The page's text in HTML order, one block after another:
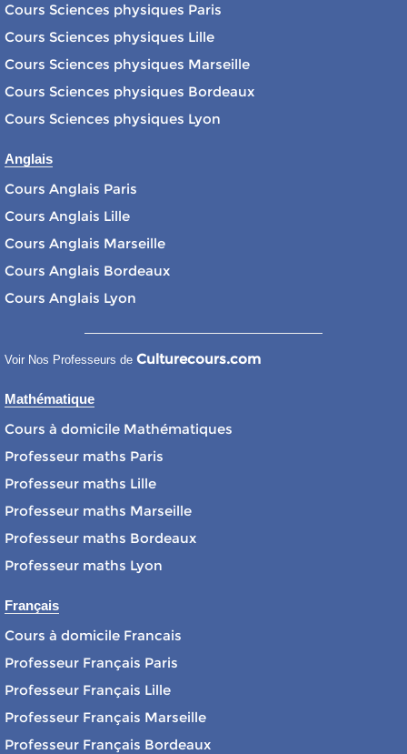
Cours Sciences physiques Paris
Cours Sciences physiques Lille
Cours Sciences physiques Marseille
Cours Sciences physiques Bordeaux
Cours Sciences physiques Lyon
Anglais
Cours Anglais Paris
Cours Anglais Lille
Cours Anglais Marseille
Cours Anglais Bordeaux
Cours Anglais Lyon
Voir Nos Professeurs de Culturecours.com
Mathématique
Cours à domicile Mathématiques
Professeur maths Paris
Professeur maths Lille
Professeur maths Marseille
Professeur maths Bordeaux
Professeur maths Lyon
Français
Cours à domicile Francais
Professeur Français Paris
Professeur Français Lille
Professeur Français Marseille
Professeur Français Bordeaux